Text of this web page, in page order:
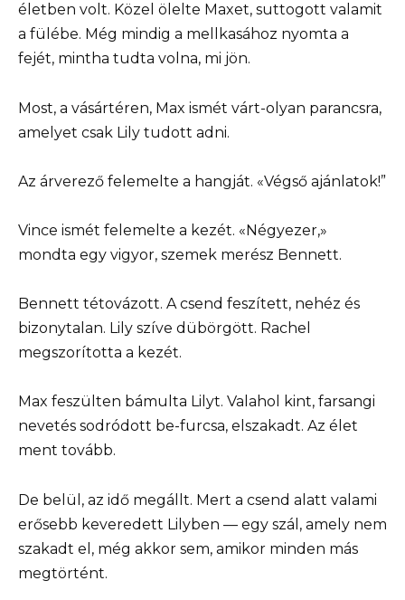
életben volt. Közel ölelte Maxet, suttogott valamit
a fülébe. Még mindig a mellkasához nyomta a
fejét, mintha tudta volna, mi jön.
Most, a vásártéren, Max ismét várt-olyan parancsra,
amelyet csak Lily tudott adni.
Az árverező felemelte a hangját. «Végső ajánlatok!”
Vince ismét felemelte a kezét. «Négyezer,»
mondta egy vigyor, szemek merész Bennett.
Bennett tétovázott. A csend feszített, nehéz és
bizonytalan. Lily szíve dübörgött. Rachel
megszorította a kezét.
Max feszülten bámulta Lilyt. Valahol kint, farsangi
nevetés sodródott be-furcsa, elszakadt. Az élet
ment tovább.
De belül, az idő megállt. Mert a csend alatt valami
erősebb keveredett Lilyben — egy szál, amely nem
szakadt el, még akkor sem, amikor minden más
megtörtént.